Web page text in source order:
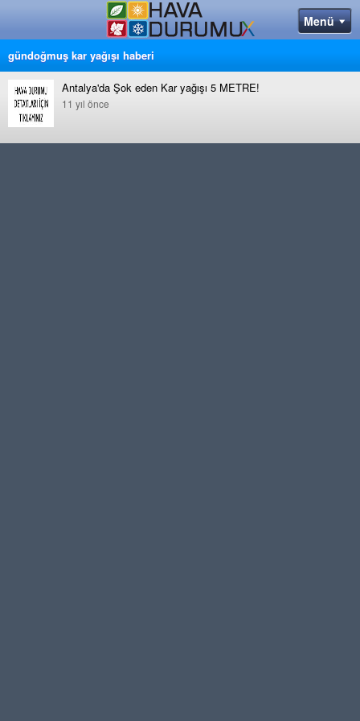
gündoğmuş kar yağışı haberi
Antalya'da Şok eden Kar yağışı 5 METRE!
11 yıl önce